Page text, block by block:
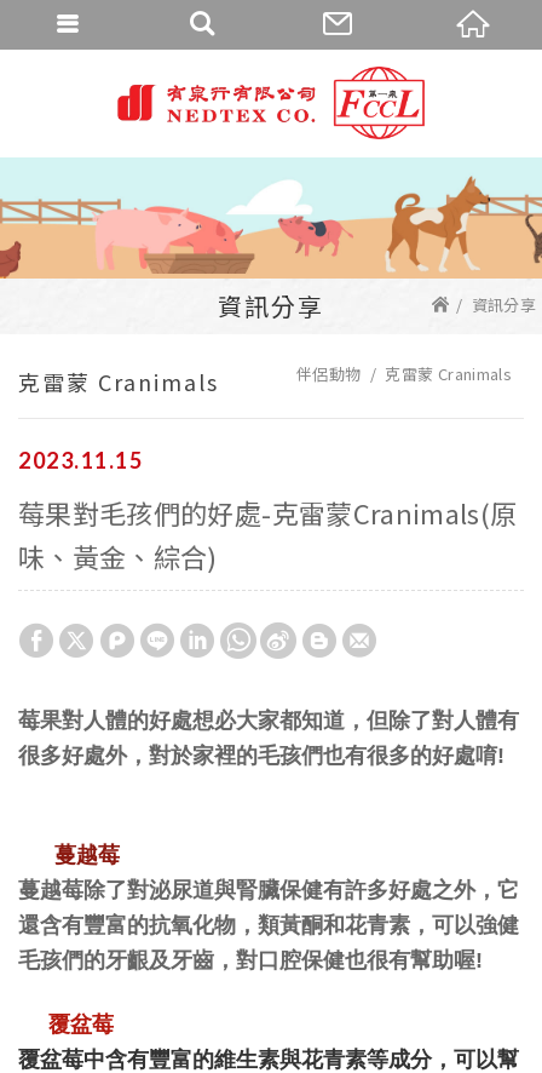
資訊分享 資訊分享
克雷蒙 Cranimals 伴侶動物 克雷蒙 Cranimals
15
11
2023
莓果對毛孩們的好處-克雷蒙Cranimals(原
味、黃金、綜合)
莓果對人體的好處想必大家都知道，但除了對人體有
很多好處外，對於家裡的毛孩們也有很多的好處唷!
蔓越莓
蔓越莓除了對泌尿道與腎臟保健有許多好處之外，它
還含有豐富的抗氧化物，類黃酮和花青素，可以強健
毛孩們的牙齦及牙齒，對口腔保健也很有幫助喔!
覆盆莓
覆盆莓中含有豐富的維生素與花青素等成分，可以幫